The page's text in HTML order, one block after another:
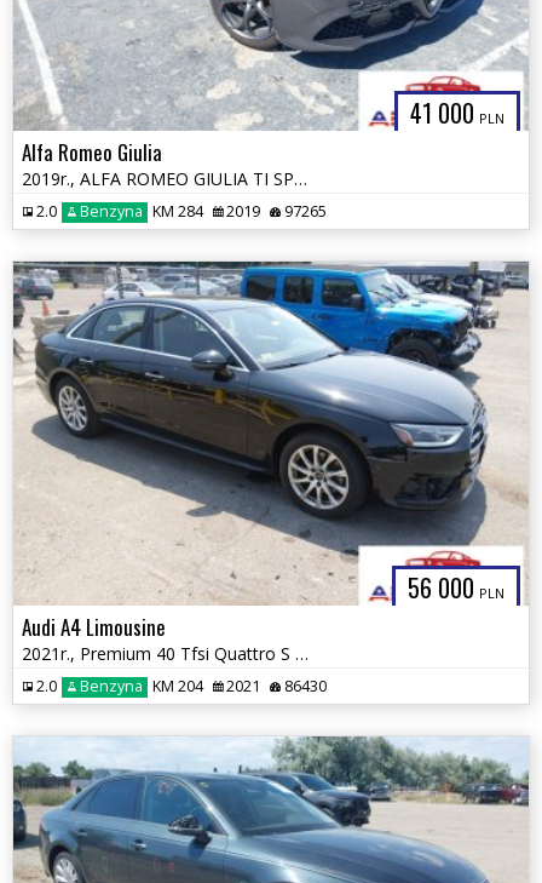
41 000 PLN
Alfa Romeo Giulia
2019r., ALFA ROMEO GIULIA TI SPORT AWD, 2L, od ubezpieczalni
2.0 Benzyna KM 284 2019 97265
56 000 PLN
Audi A4 Limousine
2021r., Premium 40 Tfsi Quattro S Tronic, 2L, od ubezpieczalni
2.0 Benzyna KM 204 2021 86430